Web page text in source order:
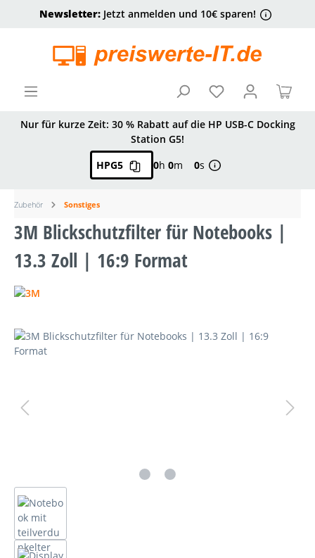
springen
Newsletter:Jetzt anmelden und 10€ sparen!
Nur für kurze Zeit: 30 % Rabatt auf die HP USB-C Docking
Station G5!
HPG5
0h 0m 0s
Zubehör Sonstiges
3M Blickschutzfilter für Notebooks |
13.3 Zoll | 16:9 Format
Bildergalerie überspringen